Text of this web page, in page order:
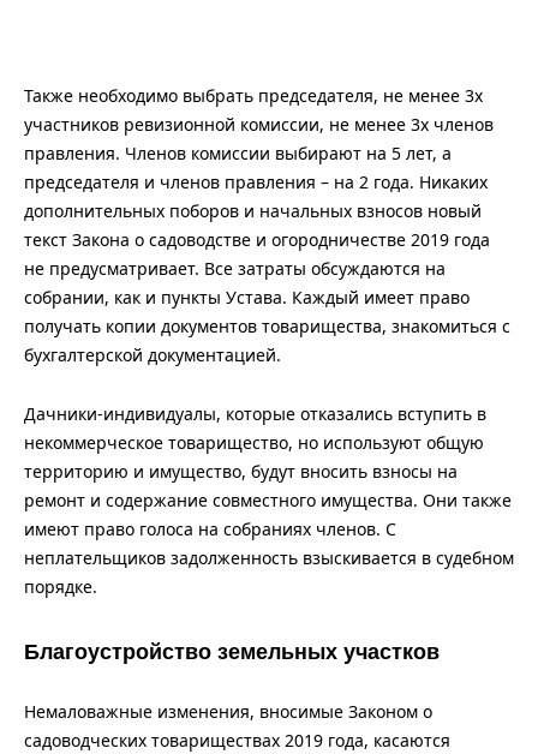
Также необходимо выбрать председателя, не менее 3х
участников ревизионной комиссии, не менее 3х членов
правления. Членов комиссии выбирают на 5 лет, а
председателя и членов правления – на 2 года. Никаких
дополнительных поборов и начальных взносов новый
текст Закона о садоводстве и огородничестве 2019 года
не предусматривает. Все затраты обсуждаются на
собрании, как и пункты Устава. Каждый имеет право
получать копии документов товарищества, знакомиться с
бухгалтерской документацией.
Дачники-индивидуалы, которые отказались вступить в
некоммерческое товарищество, но используют общую
территорию и имущество, будут вносить взносы на
ремонт и содержание совместного имущества. Они также
имеют право голоса на собраниях членов. С
неплательщиков задолженность взыскивается в судебном
порядке.
Благоустройство земельных участков
Немаловажные изменения, вносимые Законом о
садоводческих товариществах 2019 года, касаются